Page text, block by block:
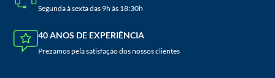
Segunda à sexta das 9h às 18:30h
40 ANOS DE EXPERIÊNCIA
Prezamos pela satisfação dos nossos clientes